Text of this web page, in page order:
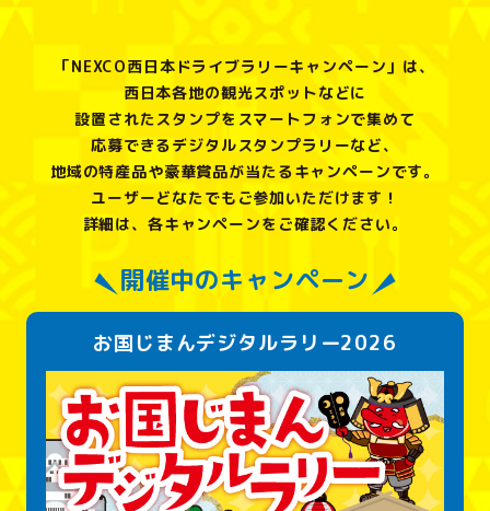
「NEXCO西日本ドライブラリーキャンペーン」は、
西日本各地の観光スポットなどに
設置されたスタンプをスマートフォンで集めて
応募できるデジタルスタンプラリーなど、
地域の特産品や豪華賞品が当たるキャンペーンです。
ユーザーどなたでもご参加いただけます！
詳細は、各キャンペーンをご確認ください。
開催中のキャンペーン
お国じまんデジタルラリー2026